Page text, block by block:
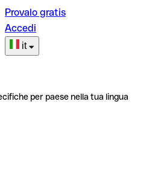
Provalo gratis
Accedi
it
per paese nella tua lingua